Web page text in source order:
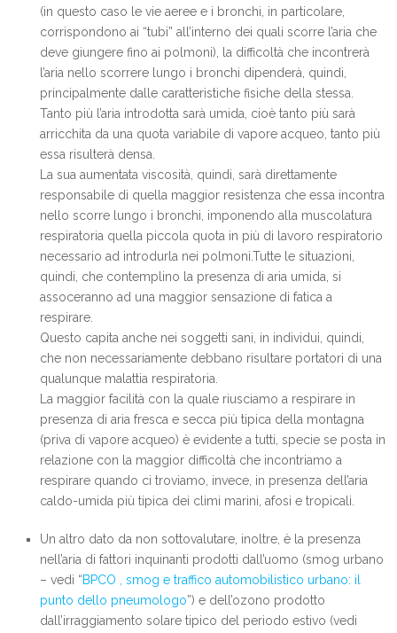
(in questo caso le vie aeree e i bronchi, in particolare,
corrispondono ai “tubi” all’interno dei quali scorre l’aria che
deve giungere fino ai polmoni), la difficoltà che incontrerà
l’aria nello scorrere lungo i bronchi dipenderà, quindi,
principalmente dalle caratteristiche fisiche della stessa.
Tanto più l’aria introdotta sarà umida, cioè tanto più sarà
arricchita da una quota variabile di vapore acqueo, tanto più
essa risulterà densa.
La sua aumentata viscosità, quindi, sarà direttamente
responsabile di quella maggior resistenza che essa incontra
nello scorre lungo i bronchi, imponendo alla muscolatura
respiratoria quella piccola quota in più di lavoro respiratorio
necessario ad introdurla nei polmoni.Tutte le situazioni,
quindi, che contemplino la presenza di aria umida, si
assoceranno ad una maggior sensazione di fatica a
respirare.
Questo capita anche nei soggetti sani, in individui, quindi,
che non necessariamente debbano risultare portatori di una
qualunque malattia respiratoria.
La maggior facilità con la quale riusciamo a respirare in
presenza di aria fresca e secca più tipica della montagna
(priva di vapore acqueo) è evidente a tutti, specie se posta in
relazione con la maggior difficoltà che incontriamo a
respirare quando ci troviamo, invece, in presenza dell’aria
caldo-umida più tipica dei climi marini, afosi e tropicali.
Un altro dato da non sottovalutare, inoltre, è la presenza
nell’aria di fattori inquinanti prodotti dall’uomo (smog urbano
– vedi “BPCO , smog e traffico automobilistico urbano: il
punto dello pneumologo”) e dell’ozono prodotto
dall’irraggiamento solare tipico del periodo estivo (vedi